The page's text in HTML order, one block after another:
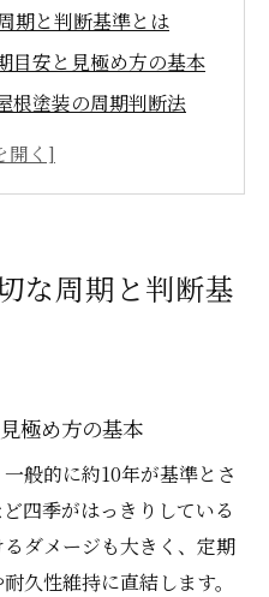
期と判断基準とは
目安と見極め方の基本
根塗装の周期判断法
ちさせる周期管理術
外壁屋根塗装時期
屋根塗装のタイミン
壁屋根塗装のベスト時
屋根塗装の施工時期
な周期と判断基
極め方の基本
般的に約10年が基準とさ
四季がはっきりしている
ダメージも大きく、定期
久性維持に直結します。